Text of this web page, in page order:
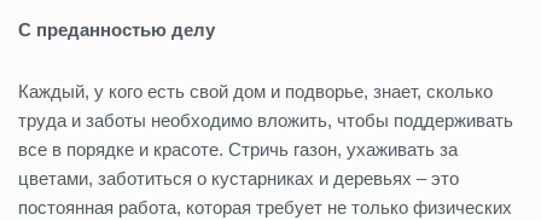
С преданностью делу
Каждый, у кого есть свой дом и подворье, знает, сколько
труда и заботы необходимо вложить, чтобы поддерживать
все в порядке и красоте. Стричь газон, ухаживать за
цветами, заботиться о кустарниках и деревьях – это
постоянная работа, которая требует не только физических